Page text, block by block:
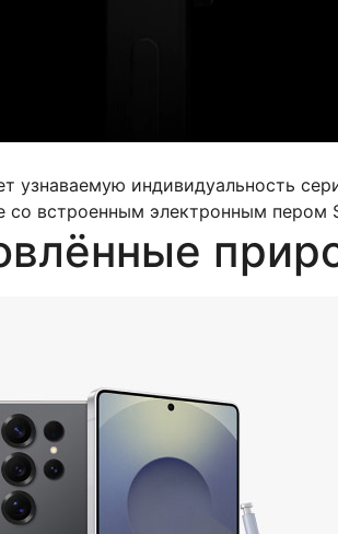
индивидуальность
встроенным электронным пером